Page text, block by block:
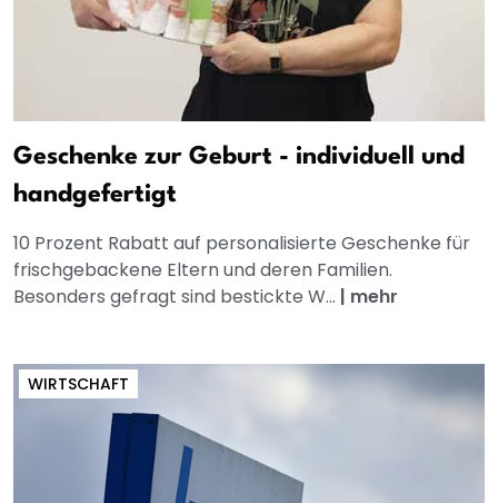
Geschenke zur Geburt - individuell und
handgefertigt
10 Prozent Rabatt auf personalisierte Geschenke für
frischgebackene Eltern und deren Familien.
Besonders gefragt sind bestickte W... | mehr
WIRTSCHAFT